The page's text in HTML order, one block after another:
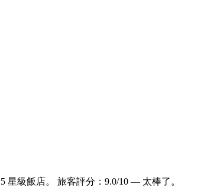
級飯店。 旅客評分：9.0/10 — 太棒了。